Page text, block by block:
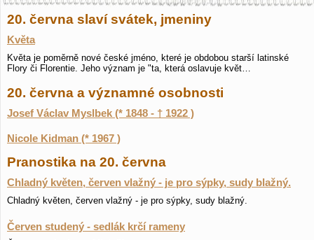
20. června slaví svátek, jmeniny
Květa
Květa je poměrně nové české jméno, které je obdobou starší latinské
Flory či Florentie. Jeho význam je "ta, která oslavuje květ…
20. června a významné osobnosti
Josef Václav Myslbek (* 1848 - † 1922 )
Nicole Kidman (* 1967 )
Pranostika na 20. června
Chladný květen, červen vlažný - je pro sýpky, sudy blažný.
Chladný květen, červen vlažný - je pro sýpky, sudy blažný.
Červen studený - sedlák krčí rameny